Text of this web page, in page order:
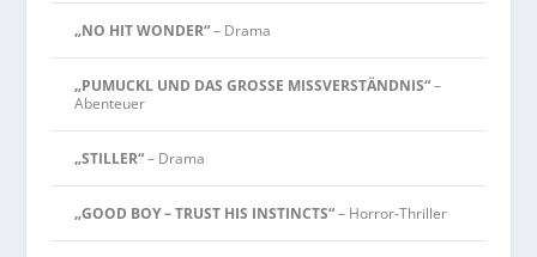
„NO HIT WONDER“– Drama
„PUMUCKL UND DAS GROSSE MISSVERSTÄNDNIS“–
Abenteuer
„STILLER“– Drama
„GOOD BOY – TRUST HIS INSTINCTS“– Horror-Thriller